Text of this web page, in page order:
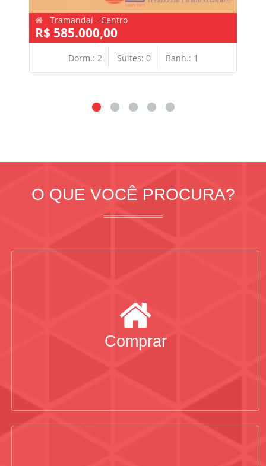
Tramandaí - Centro
R$ 585.000,00
Dorm.: 2 Suites: 0 Banh.: 1
O QUE VOCÊ PROCURA?
Comprar